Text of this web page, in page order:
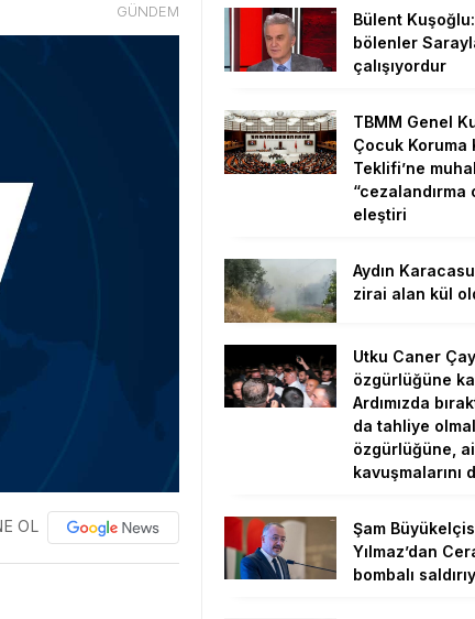
GÜNDEM
OL
Bülent Kuşoğlu:
bölenler
çalışıyordur
TBMM Genel
Çocuk Koruma
Teklifi’ne
“cezalandırma
eleştiri
Aydın
zirai alan kül
Utku Caner
özgürlüğüne
Ardımızda
da tahliye
özgürlüğüne,
kavuşmalarını
Şam
Yılmaz’dan
bombalı